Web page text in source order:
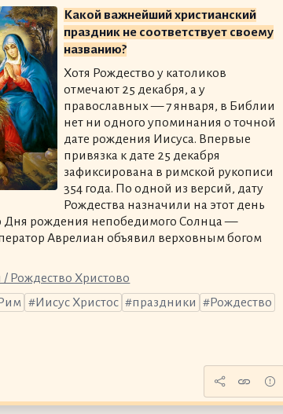
Какой важнейший христианский
праздник не соответствует своему
названию?
Хотя Рождество у католиков
отмечают 25 декабря, а у
православных — 7 января, в Библии
нет ни одного упоминания о точной
дате рождения Иисуса. Впервые
привязка к дате 25 декабря
зафиксирована в римской рукописи
354 года. По одной из версий, дату
Рождества назначили на этот день
Дня рождения непобедимого Солнца —
Аврелиан объявил верховным богом
Рождество Христово
Иисус Христос праздники
Рождество